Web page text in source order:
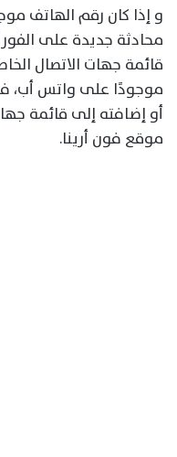
و إذا كان رقم الهاتف
محادثة جديدة على الفور
قائمة جهات الاتصال
موجودًا على واتس أب،
أو إضافته إلى قائمة
موقع فون أرينا.